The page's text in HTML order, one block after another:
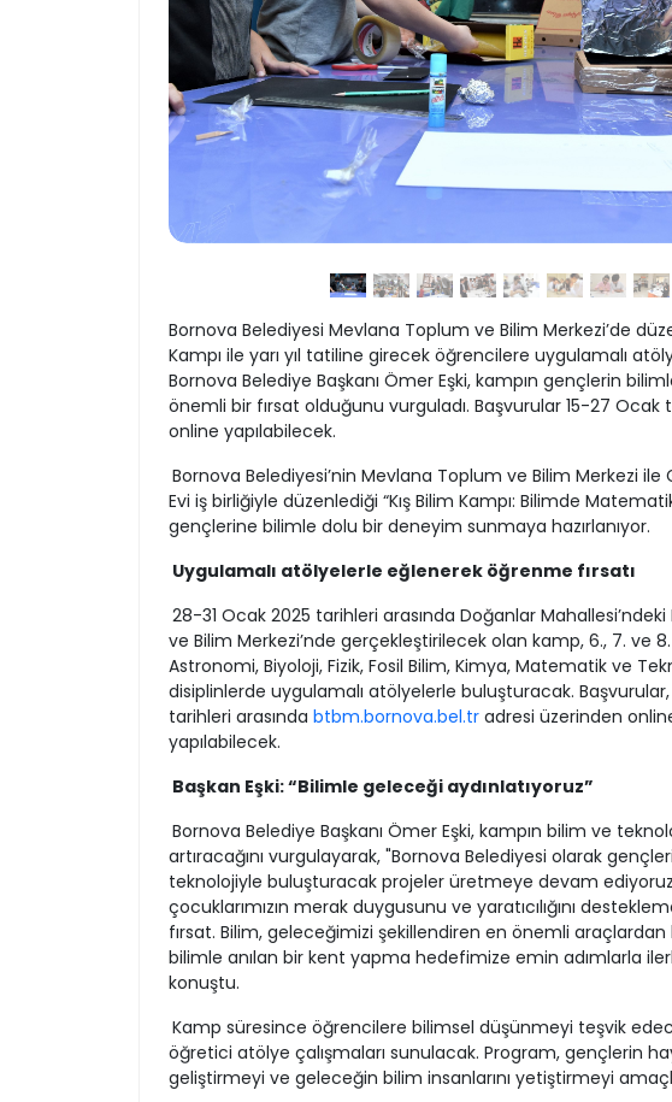
Bornova Belediyesi Mevlana Toplum ve Bilim Merkezi’de
Kampı ile yarı yıl tatiline girecek öğrencilere uygulamalı
Bornova Belediye Başkanı Ömer Eşki, kampın gençlerin
önemli bir fırsat olduğunu vurguladı. Başvurular 15-27 Ocak
online yapılabilecek.
Bornova Belediyesi’nin Mevlana Toplum ve Bilim Merkezi ile
Evi iş birliğiyle düzenlediği “Kış Bilim Kampı: Bilimde
gençlerine bilimle dolu bir deneyim sunmaya hazırlanıyor.
Uygulamalı atölyelerle eğlenerek öğrenme fırsatı
28-31 Ocak 2025 tarihleri arasında Doğanlar
ve Bilim Merkezi’nde gerçekleştirilecek olan kamp, 6., 7. ve 8.
Astronomi, Biyoloji, Fizik, Fosil Bilim, Kimya, Matematik ve
disiplinlerde uygulamalı atölyelerle buluşturacak.
tarihleri arasında btbm.bornova.bel.tradresi üzerinden
yapılabilecek.
Başkan Eşki: “Bilimle geleceği aydınlatıyoruz”
Bornova Belediye Başkanı Ömer Eşki, kampın bilim ve
artıracağını vurgulayarak, "Bornova Belediyesi olarak
teknolojiyle buluşturacak projeler üretmeye devam
çocuklarımızın merak duygusunu ve yaratıcılığını
fırsat. Bilim, geleceğimizi şekillendiren en önemli araçlardan
bilimle anılan bir kent yapma hedefimize emin adımlarla
konuştu.
Kamp süresince öğrencilere bilimsel düşünmeyi teşvik
öğretici atölye çalışmaları sunulacak. Program, gençlerin
geliştirmeyi ve geleceğin bilim insanlarını yetiştirmeyi